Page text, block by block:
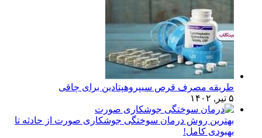
طریقه مصرف قرص سیپروهپتادین برای چاقی
۵ تیر, ۱۴۰۲
بهترین روش درمان سوختگی جوشکاری صورت از حادثه تا
بهبودی کامل!